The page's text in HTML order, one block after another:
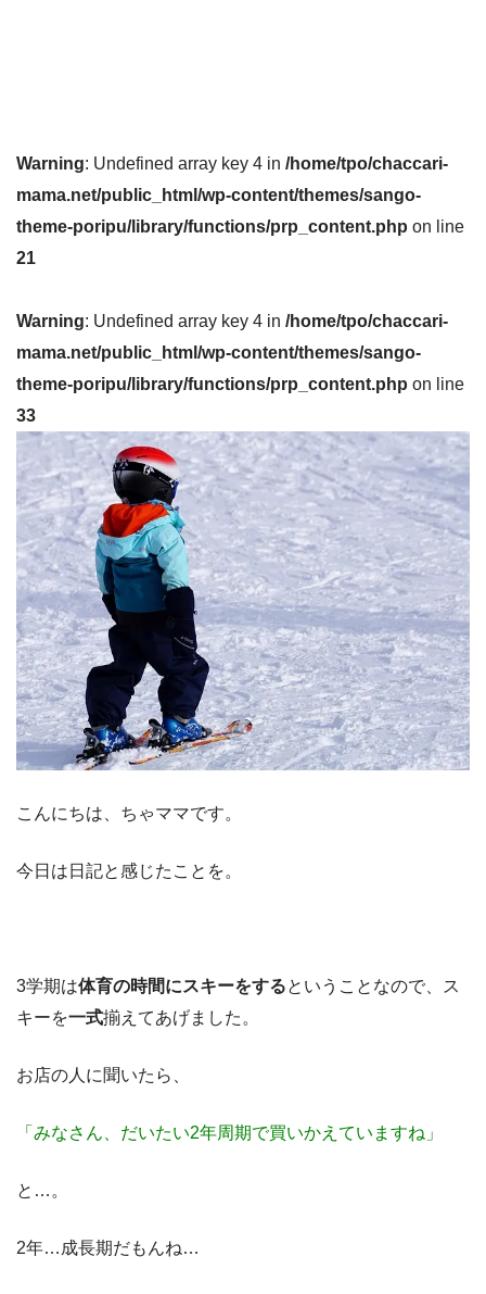
Warning: Undefined array key 4 in /home/tpo/chaccari-
mama.net/public_html/wp-content/themes/sango-
theme-poripu/library/functions/prp_content.php on line
21
Warning: Undefined array key 4 in /home/tpo/chaccari-
mama.net/public_html/wp-content/themes/sango-
theme-poripu/library/functions/prp_content.php on line
33
こんにちは、ちゃママです。
今日は日記と感じたことを。
3学期は体育の時間にスキーをするということなので、ス
キーを一式揃えてあげました。
お店の人に聞いたら、
「みなさん、だいたい2年周期で買いかえていますね」
と…。
2年…成長期だもんね…